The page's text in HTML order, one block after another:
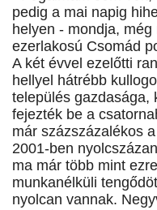
pedig a mai napig
helyen - mondja,
ezerlakosú Csomád
A két évvel ezelőtti
hellyel hátrébb
település gazdasága,
fejezték be a
már százszázalékos
2001-ben
ma már több mint
munkanélküli
nyolcan vannak.